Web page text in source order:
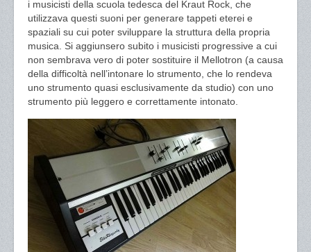
i musicisti della scuola tedesca del Kraut Rock, che
utilizzava questi suoni per generare tappeti eterei e
spaziali su cui poter sviluppare la struttura della propria
musica. Si aggiunsero subito i musicisti progressive a cui
non sembrava vero di poter sostituire il Mellotron (a causa
della difficoltà nell’intonare lo strumento, che lo rendeva
uno strumento quasi esclusivamente da studio) con uno
strumento più leggero e correttamente intonato.